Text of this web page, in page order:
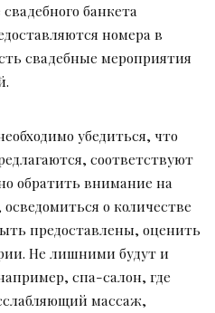
банкета
номера в
свадебные мероприятия
убедиться, что
соответствуют
обратить внимание на
о количестве
предоставлены, оценить
Не лишними будут и
спа-салон, где
массаж,